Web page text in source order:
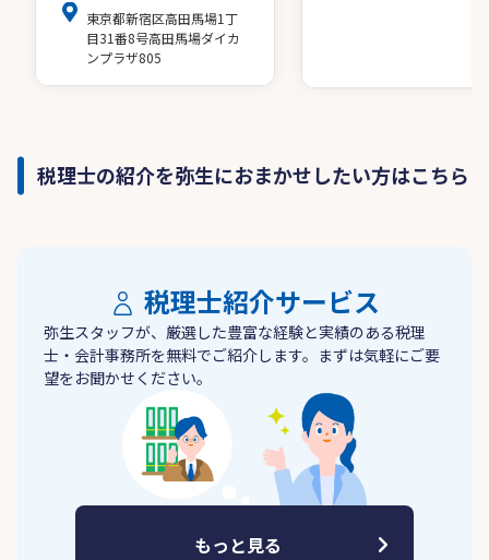
東京都新宿区高田馬場1丁
目31番8号高田馬場ダイカ
ンプラザ805
税理士の紹介を弥生におまかせしたい方はこちら
税理士紹介サービス
弥生スタッフが、厳選した豊富な経験と実績のある税理
士・会計事務所を無料でご紹介します。まずは気軽にご要
望をお聞かせください。
もっと見る